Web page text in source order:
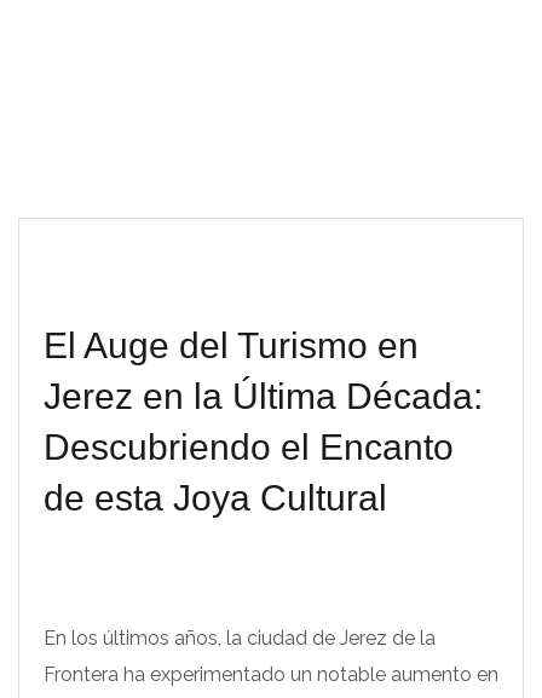
El Auge del Turismo en
Jerez en la Última Década:
Descubriendo el Encanto
de esta Joya Cultural
En los últimos años, la ciudad de Jerez de la
Frontera ha experimentado un notable aumento en